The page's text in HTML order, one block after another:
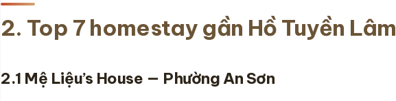
2. Top 7 homestay gần Hồ Tuyền Lâm
2.1 Mệ Liệu’s House — Phường An Sơn